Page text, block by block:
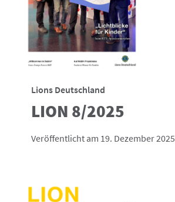
Lions Deutschland
LION 8/2025
Veröffentlicht am 19. Dezember 2025